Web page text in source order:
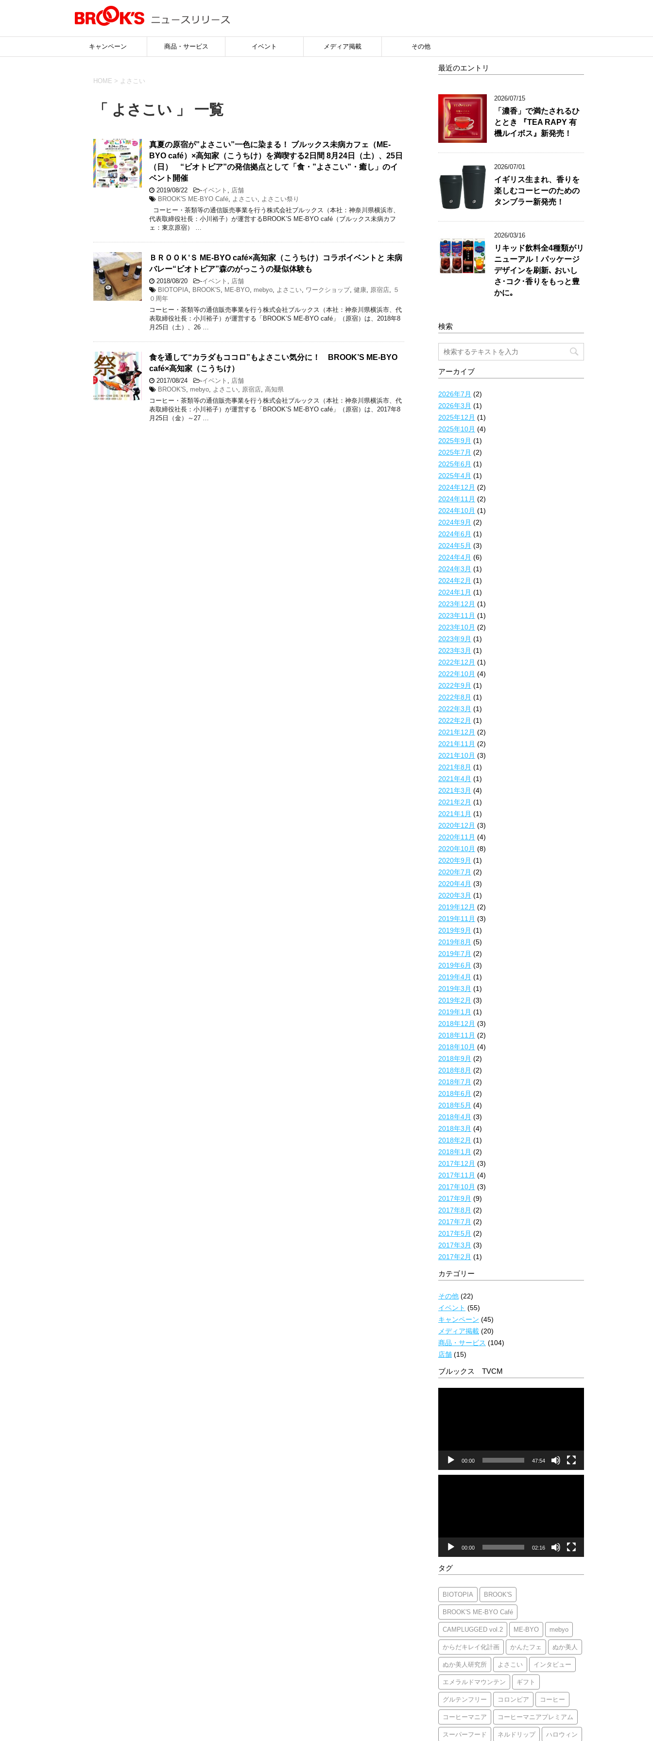
キャンペーン 商品・サービス イベント メディア掲載 その他
HOME > よさこい
「 よさこい 」 一覧
真夏の原宿が”よさこい”一色に染まる！ ブルックス未病カフェ（ME-
BYO café）×高知家（こうちけ）を満喫する2日間 8月24日（土）、25日
（日） “ビオトピア”の発信拠点として「食・”よさこい”・癒し」のイ
ベント開催
2019/08/22 -イベント , 店舗
BROOK'S ME-BYO Café, よさこい, よさこい祭り
コーヒー・茶類等の通信販売事業を行う株式会社ブルックス（本社：神奈川県横浜市、
代表取締役社長：小川裕子）が運営するBROOK’S ME-BYO café（ブルックス未病カフ
ェ：東京原宿） …
ＢＲＯＯＫ‘Ｓ ME-BYO café×高知家（こうちけ）コラボイベントと 未病
バレー“ビオトピア”森のがっこうの疑似体験も
2018/08/20 -イベント , 店舗
BIOTOPIA, BROOK'S, ME-BYO, mebyo, よさこい, ワークショップ, 健康, 原宿店, ５
０周年
コーヒー・茶類等の通信販売事業を行う株式会社ブルックス（本社：神奈川県横浜市、代
表取締役社長：小川裕子）が運営する「BROOK’S ME-BYO café」（原宿）は、2018年8
月25日（土）、26 …
食を通して“カラダもココロ”もよさこい気分に！ BROOK’S ME-BYO
café×高知家（こうちけ）
2017/08/24 -イベント , 店舗
BROOK'S, mebyo, よさこい, 原宿店, 高知県
コーヒー・茶類等の通信販売事業を行う株式会社ブルックス（本社：神奈川県横浜市、代
表取締役社長：小川裕子）が運営する「BROOK’S ME-BYO café」（原宿）は、2017年8
月25日（金）～27 …
最近のエントリ
2026/07/15
「濃香」で満たされるひ
ととき 『TEA RAPY 有
機ルイボス』新発売！
2026/07/01
イギリス生まれ、香りを
楽しむコーヒーのための
タンブラー新発売！
2026/03/16
リキッド飲料全4種類がリ
ニューアル！パッケージ
デザインを刷新､ おいし
さ･コク･香りをもっと豊
かに｡
検索
アーカイブ
2026年7月 (2)
2026年3月 (1)
2025年12月 (1)
2025年10月 (4)
2025年9月 (1)
2025年7月 (2)
2025年6月 (1)
2025年4月 (1)
2024年12月 (2)
2024年11月 (2)
2024年10月 (1)
2024年9月 (2)
2024年6月 (1)
2024年5月 (3)
2024年4月 (6)
2024年3月 (1)
2024年2月 (1)
2024年1月 (1)
2023年12月 (1)
2023年11月 (1)
2023年10月 (2)
2023年9月 (1)
2023年3月 (1)
2022年12月 (1)
2022年10月 (4)
2022年9月 (1)
2022年8月 (1)
2022年3月 (1)
2022年2月 (1)
2021年12月 (2)
2021年11月 (2)
2021年10月 (3)
2021年8月 (1)
2021年4月 (1)
2021年3月 (4)
2021年2月 (1)
2021年1月 (1)
2020年12月 (3)
2020年11月 (4)
2020年10月 (8)
2020年9月 (1)
2020年7月 (2)
2020年4月 (3)
2020年3月 (1)
2019年12月 (2)
2019年11月 (3)
2019年9月 (1)
2019年8月 (5)
2019年7月 (2)
2019年6月 (3)
2019年4月 (1)
2019年3月 (1)
2019年2月 (3)
2019年1月 (1)
2018年12月 (3)
2018年11月 (2)
2018年10月 (4)
2018年9月 (2)
2018年8月 (2)
2018年7月 (2)
2018年6月 (2)
2018年5月 (4)
2018年4月 (3)
2018年3月 (4)
2018年2月 (1)
2018年1月 (2)
2017年12月 (3)
2017年11月 (4)
2017年10月 (3)
2017年9月 (9)
2017年8月 (2)
2017年7月 (2)
2017年5月 (2)
2017年3月 (3)
2017年2月 (1)
カテゴリー
その他 (22)
イベント (55)
キャンペーン (45)
メディア掲載 (20)
商品・サービス (104)
店舗 (15)
ブルックス TVCM
ー
00:00 47:54
ー
00:00 02:16
タグ
BIOTOPIA BROOK'S
BROOK'S ME-BYO Café
CAMPLUGGED vol.2 ME-BYO mebyo
からだキレイ化計画 かんたフェ ぬか美人
ぬか美人研究所 よさこい インタビュー
エメラルドマウンテン ギフト
グルテンフリー コロンビア コーヒー
コーヒーマニア コーヒーマニアプレミアム
スーパーフード ネルドリップ ハロウィン